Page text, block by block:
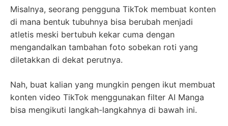
Misalnya, seorang pengguna TikTok membuat konten
di mana bentuk tubuhnya bisa berubah menjadi
atletis meski bertubuh kekar cuma dengan
mengandalkan tambahan foto sobekan roti yang
diletakkan di dekat perutnya.
Nah, buat kalian yang mungkin pengen ikut membuat
konten video TikTok menggunakan filter AI Manga
bisa mengikuti langkah-langkahnya di bawah ini.